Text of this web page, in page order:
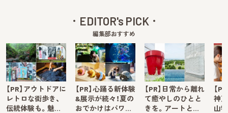
EDITOR's PICK
編集部おすすめ
【PR】アウトドアに
レトロな街歩き、
伝統体験も。魅…
【PR】心踊る新体験
&展示が続々！夏の
おでかけはパワ…
【PR】日常から離れ
て癒やしのひとと
きを。アートと…
【
神
山